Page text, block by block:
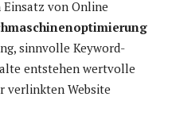
von Online
sinnvolle Keyword-
entstehen wertvolle
verlinkten Website